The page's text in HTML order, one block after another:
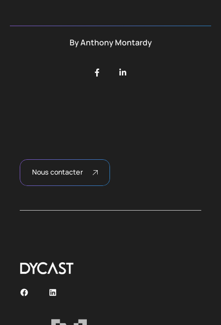
ByAnthony Montardy
Nous contacter